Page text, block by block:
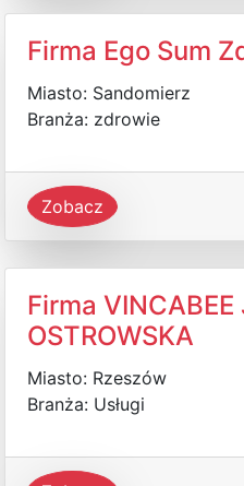
Firma Ego Sum
Miasto: Sandomierz
Branża: zdrowie
Zobacz
Firma VINCABEE
OSTROWSKA
Miasto: Rzeszów
Branża: Usługi